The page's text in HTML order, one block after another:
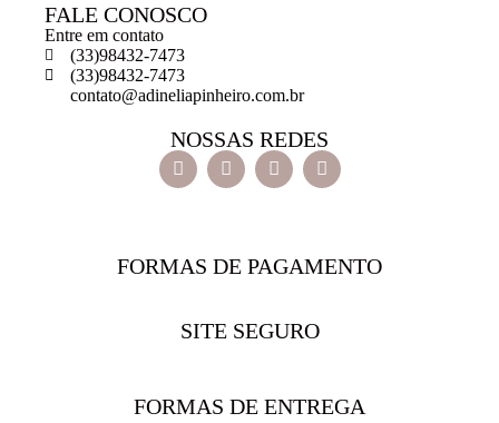
FALE CONOSCO
Entre em contato
(33)98432-7473
(33)98432-7473
contato@adineliapinheiro.com.br
NOSSAS REDES
FORMAS DE PAGAMENTO
SITE SEGURO
FORMAS DE ENTREGA